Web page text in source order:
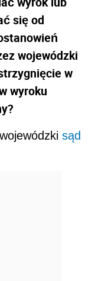
się od
wojewódzki
w
wyroku
sąd